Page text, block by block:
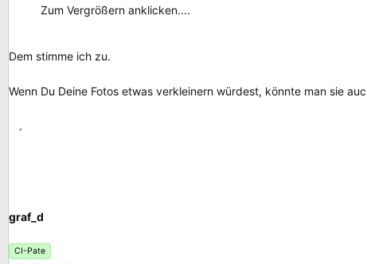
Zum Vergrößern anklicken....
Dem stimme ich zu.
Wenn Du Deine Fotos etwas verkleinern würdest, könnte man sie
graf_d
CI-Pate